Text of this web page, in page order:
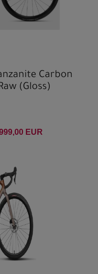
Carbon
(Gloss)
EUR